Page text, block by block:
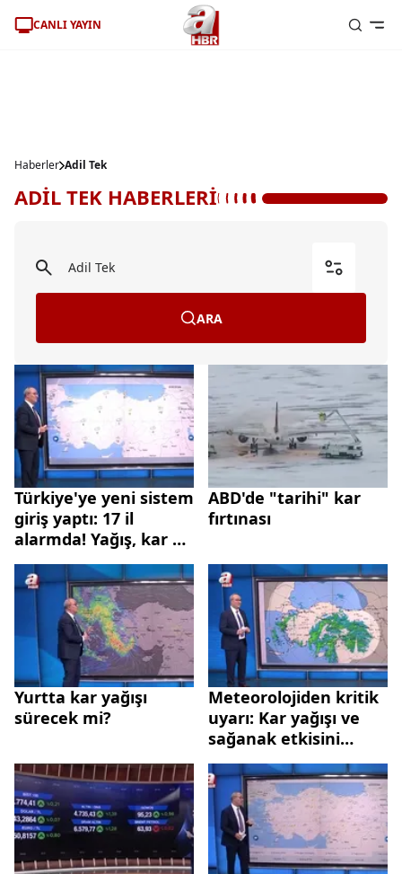
CANLI YAYIN
Haberler Adil Tek
ADİL TEK HABERLERİ
ARA
Türkiye'ye yeni sistem
giriş yaptı: 17 il
alarmda! Yağış, kar ve
fırtına uyarısı
ABD'de "tarihi" kar
fırtınası
Yurtta kar yağışı
sürecek mi?
Meteorolojiden kritik
uyarı: Kar yağışı ve
sağanak etkisini
sürdürüyor!